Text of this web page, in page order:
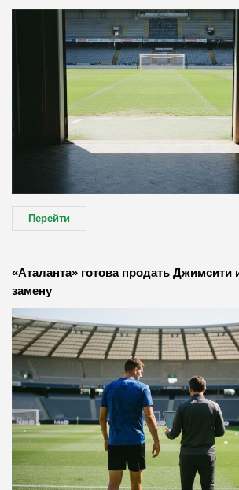
Перейти
«Аталанта» готова продать Джимсити
замену